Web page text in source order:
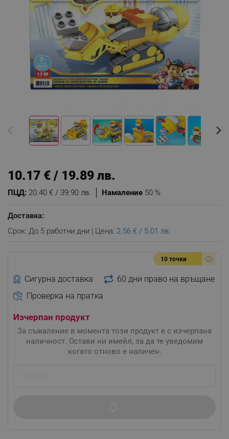
Намаление 50 %
ПЦД: 20.40 € / 39.90 лв.
10.17 € / 19.89 лв.
Доставка:
Срок: До 5 работни дни | Цена: 2.56 € / 5.01 лв.
10 точки
Сигурна доставка
60 дни право на връщане
Проверка на пратка
Изчерпан продукт
За съжаление в момента този продукт е с изчерпана
наличност. Остави ни имейл, за да те уведомим
когато отново е наличен.